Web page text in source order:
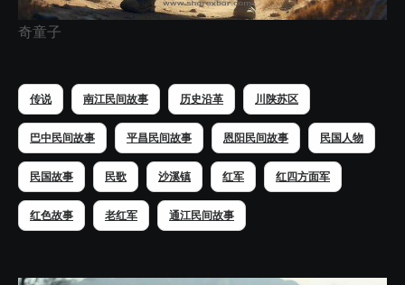
奇童子
传说 南江民间故事 历史沿革 川陕苏区
巴中民间故事 平昌民间故事 恩阳民间故事 民国人物
民国故事 民歌 沙溪镇 红军 红四方面军
红色故事 老红军 通江民间故事